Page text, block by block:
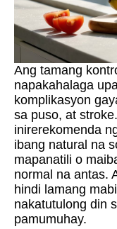
Ang tamang
napakahalaga
komplikasyon
sa puso, at
inirerekomenda
ibang natural na
mapanatili o
normal na antas.
hindi lamang
nakatutulong din
pamumuhay.